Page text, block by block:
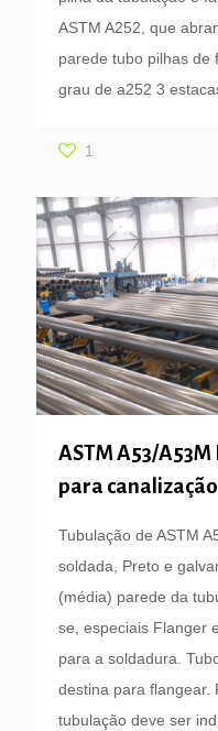
ASTM A252, que
parede tubo pilhas de
grau de a252 3
1
ASTM A53/
para
Tubulação de ASTM
soldada, Preto e
(média) parede da
se, especiais Flanger
para a soldadura.
destina para flangear.
tubulação deve ser